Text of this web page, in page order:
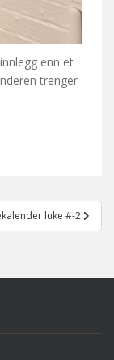
enn et
trenger
luke #-2